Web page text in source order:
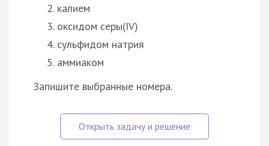
калием
оксидом серы(IV)
сульфидом натрия
аммиаком
Запишите выбранные номера.